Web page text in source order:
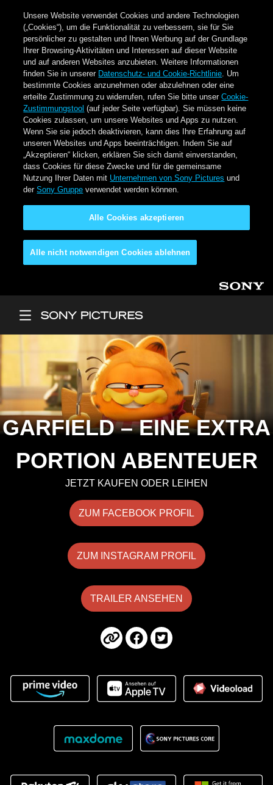
Unsere Website verwendet Cookies und andere Technologien
(„Cookies“), um die Funktionalität zu verbessern, sie für Sie
persönlicher zu gestalten und Ihnen Werbung auf der Grundlage
Ihrer Browsing-Aktivitäten und Interessen auf dieser Website
und auf anderen Websites anzubieten. Weitere Informationen
finden Sie in unserer Datenschutz- und Cookie-Richtlinie. Um
bestimmte Cookies anzunehmen oder abzulehnen oder eine
erteilte Zustimmung zu widerrufen, rufen Sie bitte unserCookie-
Zustimmungstool (auf jeder Seite verfügbar). Sie müssen keine
Cookies zulassen, um unsere Websites und Apps zu nutzen.
Wenn Sie sie jedoch deaktivieren, kann dies Ihre Erfahrung auf
unseren Websites und Apps beeinträchtigen. Indem Sie auf
„Akzeptieren“ klicken, erklären Sie sich damit einverstanden,
dass Cookies für diese Zwecke und für die gemeinsame
Nutzung Ihrer Daten mit Unternehmen von Sony Pictures und
derSony Gruppe verwendet werden können.
Alle nicht notwendigen Cookies ablehnen
Alle Cookies akzeptieren
GARFIELD – EINE EXTRA
PORTION ABENTEUER
JETZT KAUFEN ODER LEIHEN
ZUM FACEBOOK PROFIL
ZUM INSTAGRAM PROFIL
TRAILER ANSEHEN